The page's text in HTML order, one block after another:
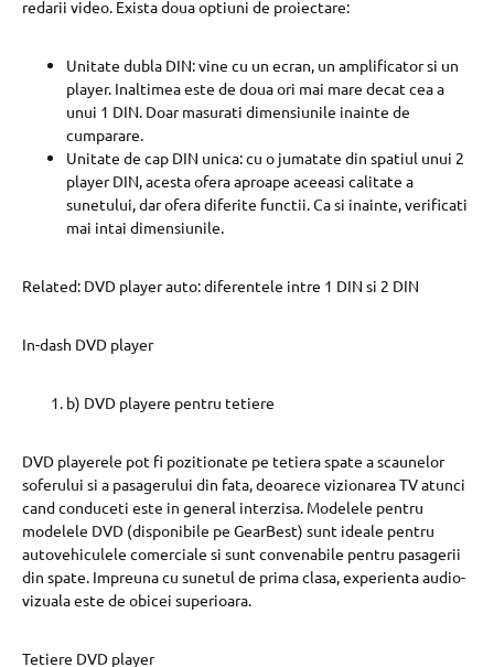
redarii video. Exista doua optiuni de proiectare:
Unitate dubla DIN: vine cu un ecran, un amplificator si un
player. Inaltimea este de doua ori mai mare decat cea a
unui 1 DIN. Doar masurati dimensiunile inainte de
cumparare.
Unitate de cap DIN unica: cu o jumatate din spatiul unui 2
player DIN, acesta ofera aproape aceeasi calitate a
sunetului, dar ofera diferite functii. Ca si inainte, verificati
mai intai dimensiunile.
Related: DVD player auto: diferentele intre 1 DIN si 2 DIN
In-dash DVD player
b) DVD playere pentru tetiere
DVD playerele pot fi pozitionate pe tetiera spate a scaunelor
soferului si a pasagerului din fata, deoarece vizionarea TV atunci
cand conduceti este in general interzisa. Modelele pentru
modelele DVD (disponibile pe GearBest) sunt ideale pentru
autovehiculele comerciale si sunt convenabile pentru pasagerii
din spate. Impreuna cu sunetul de prima clasa, experienta audio-
vizuala este de obicei superioara.
Tetiere DVD player